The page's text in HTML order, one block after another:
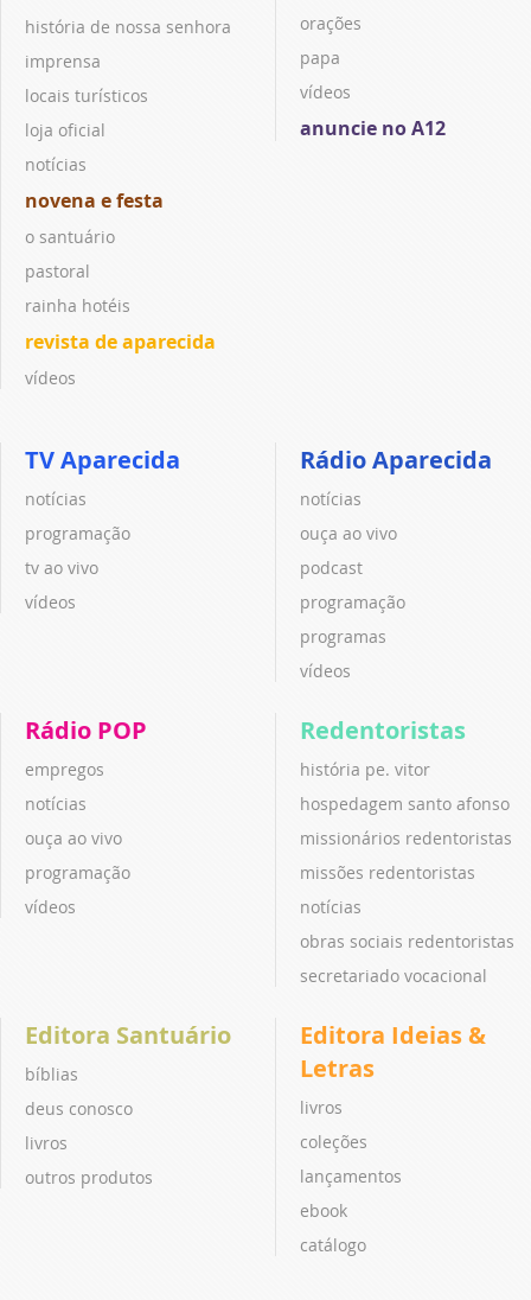
história de nossa senhora
imprensa
locais turísticos
loja oficial
notícias
novena e festa
o santuário
pastoral
rainha hotéis
revista de aparecida
vídeos
orações
papa
vídeos
anuncie no A12
TV Aparecida
notícias
programação
tv ao vivo
vídeos
Rádio Aparecida
notícias
ouça ao vivo
podcast
programação
programas
vídeos
Rádio POP
empregos
notícias
ouça ao vivo
programação
vídeos
Redentoristas
história pe. vitor
hospedagem santo afonso
missionários redentoristas
missões redentoristas
notícias
obras sociais redentoristas
secretariado vocacional
Editora Santuário
bíblias
deus conosco
livros
outros produtos
Editora Ideias &
Letras
livros
coleções
lançamentos
ebook
catálogo